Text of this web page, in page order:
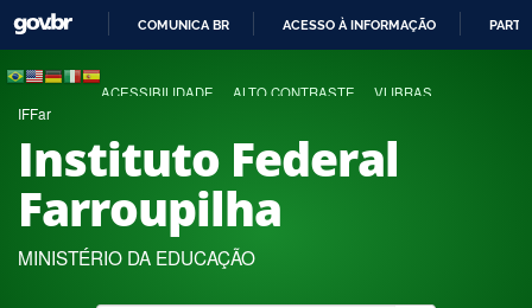
COMUNICA BR ACESSO À INFORMAÇÃO
ACESSIBILIDADE ALTO CONTRASTE VLIBRAS
IFFar
Instituto Federal
Farroupilha
MINISTÉRIO DA EDUCAÇÃO